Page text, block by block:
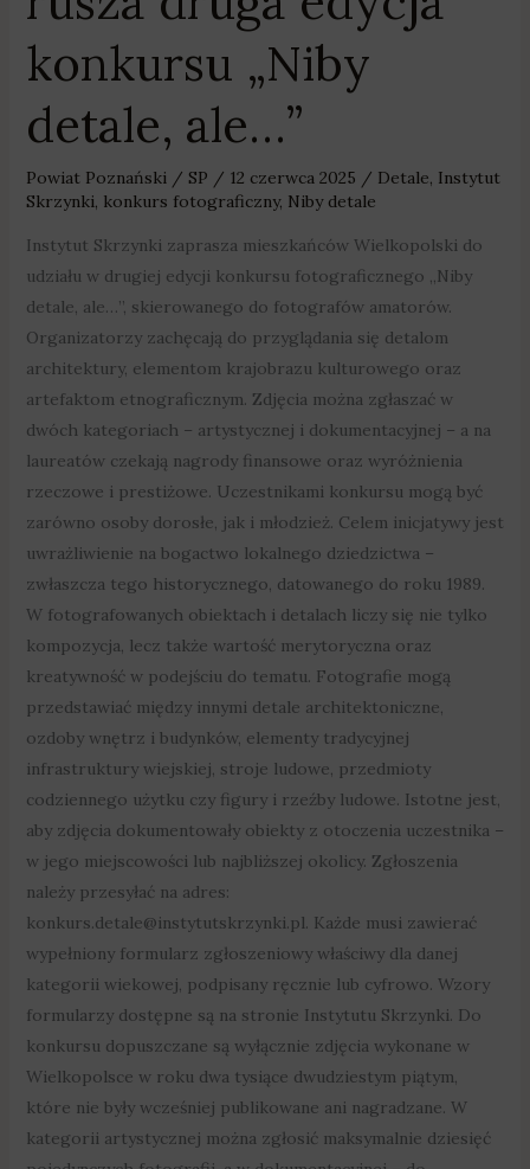
konkursu „Niby
detale, ale…”
Powiat Poznański/ SP / 12 czerwca 2025 / Detale, Instytut
Skrzynki, konkurs fotograficzny, Niby detale
Instytut Skrzynki zaprasza mieszkańców Wielkopolski do
udziału w drugiej edycji konkursu fotograficznego „Niby
detale, ale…”, skierowanego do fotografów amatorów.
Organizatorzy zachęcają do przyglądania się detalom
architektury, elementom krajobrazu kulturowego oraz
artefaktom etnograficznym. Zdjęcia można zgłaszać w
dwóch kategoriach – artystycznej i dokumentacyjnej – a na
laureatów czekają nagrody finansowe oraz wyróżnienia
rzeczowe i prestiżowe. Uczestnikami konkursu mogą być
zarówno osoby dorosłe, jak i młodzież. Celem inicjatywy jest
uwrażliwienie na bogactwo lokalnego dziedzictwa –
zwłaszcza tego historycznego, datowanego do roku 1989.
W fotografowanych obiektach i detalach liczy się nie tylko
kompozycja, lecz także wartość merytoryczna oraz
kreatywność w podejściu do tematu. Fotografie mogą
przedstawiać między innymi detale architektoniczne,
ozdoby wnętrz i budynków, elementy tradycyjnej
infrastruktury wiejskiej, stroje ludowe, przedmioty
codziennego użytku czy figury i rzeźby ludowe. Istotne jest,
aby zdjęcia dokumentowały obiekty z otoczenia uczestnika –
w jego miejscowości lub najbliższej okolicy. Zgłoszenia
należy przesyłać na adres:
konkurs.detale@instytutskrzynki.pl. Każde musi zawierać
wypełniony formularz zgłoszeniowy właściwy dla danej
kategorii wiekowej, podpisany ręcznie lub cyfrowo. Wzory
formularzy dostępne są na stronie Instytutu Skrzynki. Do
konkursu dopuszczane są wyłącznie zdjęcia wykonane w
Wielkopolsce w roku dwa tysiące dwudziestym piątym,
które nie były wcześniej publikowane ani nagradzane. W
kategorii artystycznej można zgłosić maksymalnie dziesięć